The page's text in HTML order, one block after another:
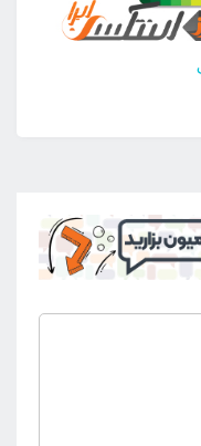
کردن این رول به
ناحیه ای که سوراخ
شما می توانید این